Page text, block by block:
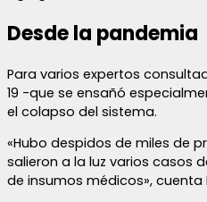
Desde la pandemia
Para varios expertos
19 -que se ensañó
el colapso del sistema.
«Hubo despidos de miles de
salieron a la luz varios casos
de insumos médicos», cuenta